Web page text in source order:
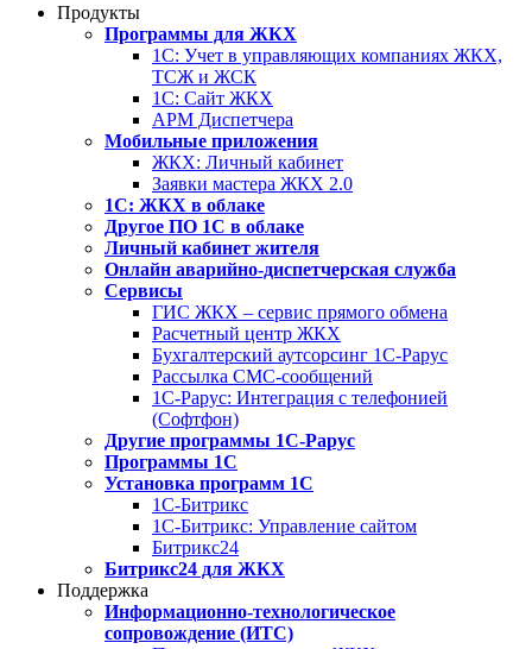
Продукты
Программы для ЖКХ
1С: Учет в управляющих компаниях ЖКХ,
ТСЖ и ЖСК
1С: Сайт ЖКХ
АРМ Диспетчера
Мобильные приложения
ЖКХ: Личный кабинет
Заявки мастера ЖКХ 2.0
1С: ЖКХ в облаке
Другое ПО 1С в облаке
Личный кабинет жителя
Онлайн аварийно-диспетчерская служба
Сервисы
ГИС ЖКХ – сервис прямого обмена
Расчетный центр ЖКХ
Бухгалтерский аутсорсинг 1С-Рарус
Рассылка СМС-сообщений
1С-Рарус: Интеграция с телефонией
(Софтфон)
Другие программы 1С-Рарус
Программы 1С
Установка программ 1С
1С-Битрикс
1С-Битрикс: Управление сайтом
Битрикс24
Битрикс24 для ЖКХ
Поддержка
Информационно-технологическое
сопровождение (ИТС)